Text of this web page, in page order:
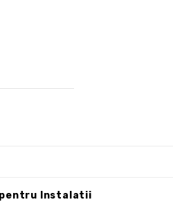
pentru Instalatii